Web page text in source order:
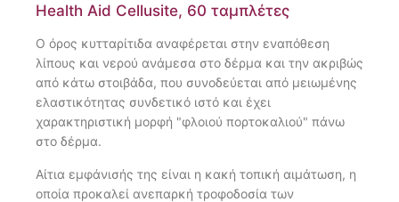
Health Aid Cellusite, 60 ταμπλέτες
Ο όρος κυτταρίτιδα αναφέρεται στην εναπόθεση
λίπους και νερού ανάμεσα στο δέρμα και την ακριβώς
από κάτω στοιβάδα, που συνοδεύεται από μειωμένης
ελαστικότητας συνδετικό ιστό και έχει
χαρακτηριστική μορφή "φλοιού πορτοκαλιού" πάνω
στο δέρμα.
Αίτια εμφάνισής της είναι η κακή τοπική αιμάτωση, η
οποία προκαλεί ανεπαρκή τροφοδοσία των